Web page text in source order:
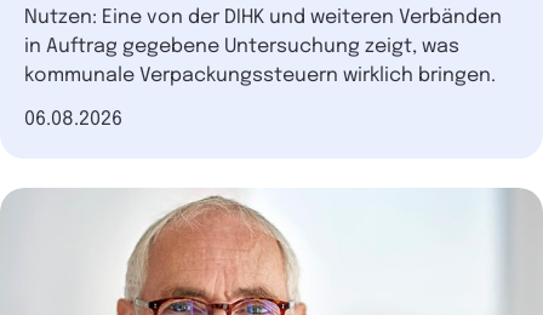
Nutzen: Eine von der DIHK und weiteren Verbänden
in Auftrag gegebene Untersuchung zeigt, was
kommunale Verpackungssteuern wirklich bringen.
Datum der Veröffentlichung
06.08.2026